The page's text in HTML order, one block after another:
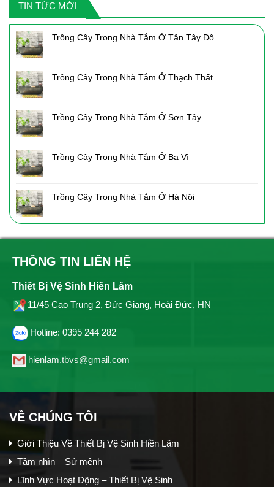
TIN TỨC MỚI
Trồng Cây Trong Nhà Tắm Ở Tân Tây Đô
Trồng Cây Trong Nhà Tắm Ở Thạch Thất
Trồng Cây Trong Nhà Tắm Ở Sơn Tây
Trồng Cây Trong Nhà Tắm Ở Ba Vì
Trồng Cây Trong Nhà Tắm Ở Hà Nội
THÔNG TIN LIÊN HỆ
Thiết Bị Vệ Sinh Hiền Lâm
11/45 Cao Trung 2, Đức Giang, Hoài Đức, HN
Hotline: 0395 244 282
hienlam.tbvs@gmail.com
VỀ CHÚNG TÔI
Giới Thiệu Về Thiết Bị Vệ Sinh Hiền Lâm
Tầm nhìn – Sứ mệnh
Lĩnh Vực Hoạt Động – Thiết Bị Vệ Sinh